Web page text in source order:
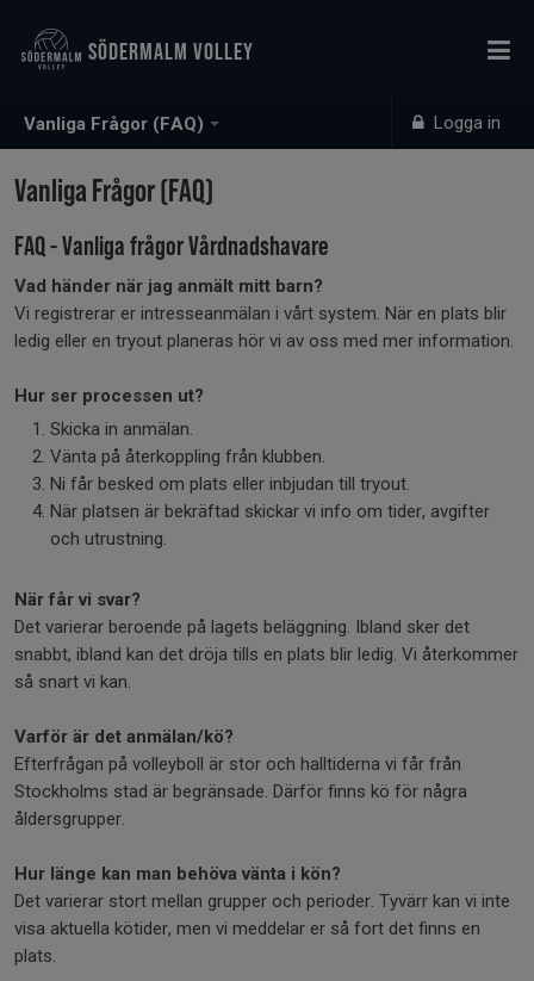
Vanliga Frågor (FAQ) Logga in
SÖDERMALM VOLLEY
Vanliga Frågor (FAQ)
FAQ - Vanliga frågor Vårdnadshavare
Vad händer när jag anmält mitt barn?
Vi registrerar er intresseanmälan i vårt system. När en plats blir
ledig eller en tryout planeras hör vi av oss med mer information.
Hur ser processen ut?
Skicka in anmälan.
Vänta på återkoppling från klubben.
Ni får besked om plats eller inbjudan till tryout.
När platsen är bekräftad skickar vi info om tider, avgifter
och utrustning.
När får vi svar?
Det varierar beroende på lagets beläggning. Ibland sker det
snabbt, ibland kan det dröja tills en plats blir ledig. Vi återkommer
så snart vi kan.
Varför är det anmälan/kö?
Efterfrågan på volleyboll är stor och halltiderna vi får från
Stockholms stad är begränsade. Därför finns kö för några
åldersgrupper.
Hur länge kan man behöva vänta i kön?
Det varierar stort mellan grupper och perioder. Tyvärr kan vi inte
visa aktuella kötider, men vi meddelar er så fort det finns en
plats.